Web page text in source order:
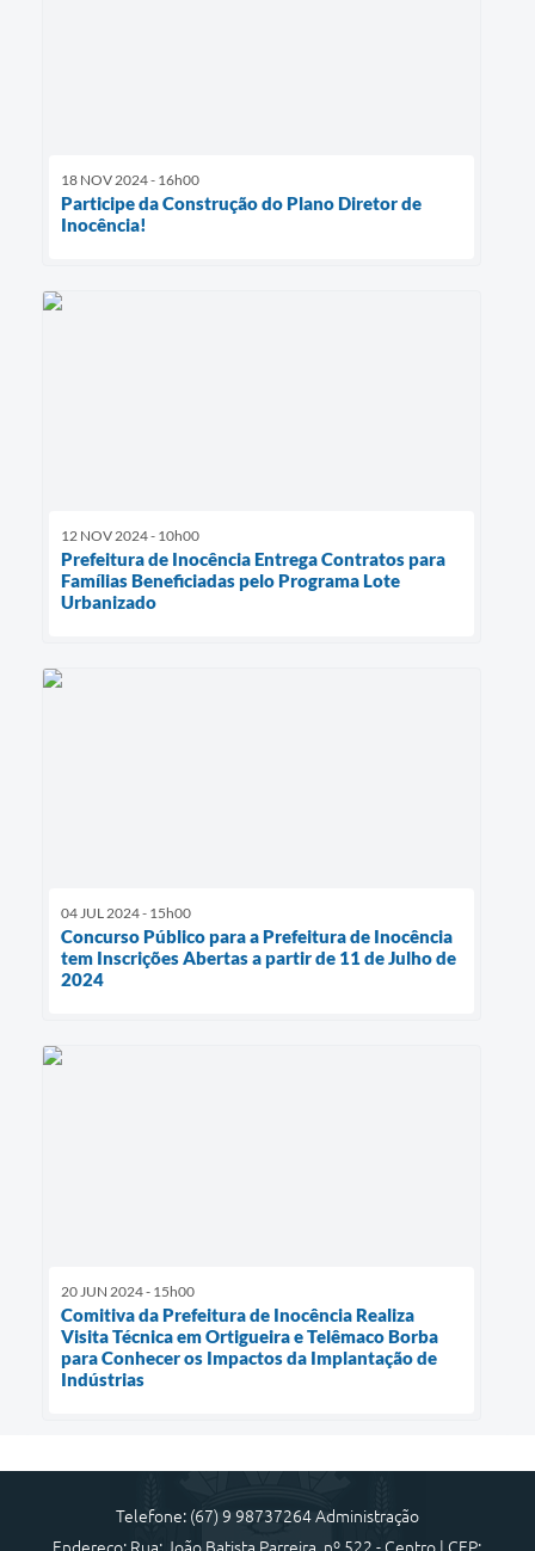
18 NOV 2024 - 16h00
Participe da Construção do Plano Diretor de
Inocência!
12 NOV 2024 - 10h00
Prefeitura de Inocência Entrega Contratos para
Famílias Beneficiadas pelo Programa Lote
Urbanizado
04 JUL 2024 - 15h00
Concurso Público para a Prefeitura de Inocência
tem Inscrições Abertas a partir de 11 de Julho de
2024
20 JUN 2024 - 15h00
Comitiva da Prefeitura de Inocência Realiza
Visita Técnica em Ortigueira e Telêmaco Borba
para Conhecer os Impactos da Implantação de
Indústrias
Telefone: (67) 9 98737264 Administração